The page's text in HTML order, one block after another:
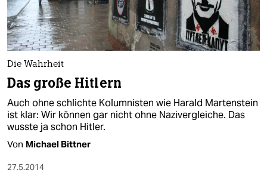
Die Wahrheit
Das große Hitlern
Auch ohne schlichte Kolumnisten wie Harald Martenstein
ist klar: Wir können gar nicht ohne Nazivergleiche. Das
wusste ja schon Hitler.
Von Michael Bittner
27.5.2014